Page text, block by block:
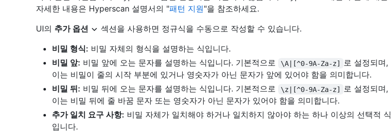
자세한 내용은 Hyperscan 설명서의 "패턴 지원"을 참조하세요.
UI의 추가 옵션
섹션을 사용하면 정규식을 수동으로 작성할 수 있습니다.
비밀 형식: 비밀 자체의 형식을 설명하는 식입니다.
비밀 앞: 비밀 앞에 오는 문자를 설명하는 식입니다. 기본적으로 \A|[^0-9A-Za-z] 로 설정되며,
이는 비밀이 줄의 시작 부분에 있거나 영숫자가 아닌 문자가 앞에 있어야 함을 의미합니다.
비밀 뒤: 비밀 뒤에 오는 문자를 설명하는 식입니다. 기본적으로 \z|[^0-9A-Za-z] 로 설정되며,
이는 비밀 뒤에 줄 바꿈 문자 또는 영숫자가 아닌 문자가 있어야 함을 의미합니다.
추가 일치 요구 사항: 비밀 자체가 일치해야 하거나 일치하지 않아야 하는 하나 이상의 선택적 식
입니다.